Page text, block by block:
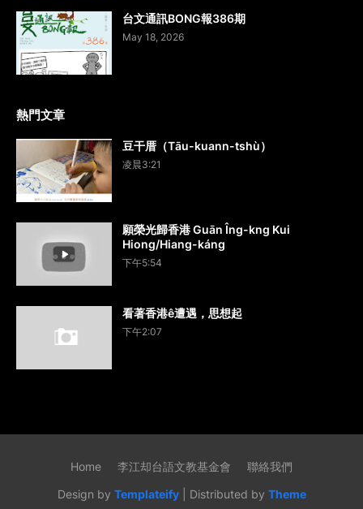
台文通訊BONG報386期
May 18, 2026
熱門文章
豆干厝（Tāu-kuann-tshù）
凌晨3:21
願榮光歸香港 Guān Îng-kng Kui
Hiong/Hiang-káng
下午5:54
看著香港ê遭遇，思想起
下午2:07
Design by Templateify| Distributed by Theme
Home 李江却台語文教基金會 聯絡我們